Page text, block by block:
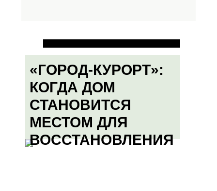
«ГОРОД-КУРОРТ»:
КОГДА ДОМ
СТАНОВИТСЯ
МЕСТОМ ДЛЯ
ВОССТАНОВЛЕНИЯ